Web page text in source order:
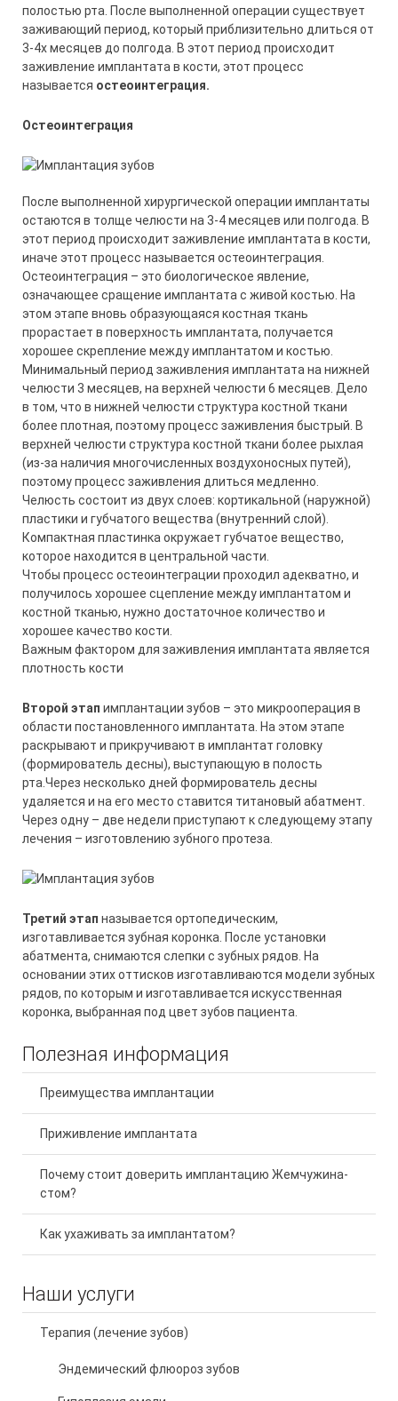
полостью рта. После выполненной операции существует
заживающий период, который приблизительно длиться от
3-4х месяцев до полгода. В этот период происходит
заживление имплантата в кости, этот процесс
называется остеоинтеграция.
Остеоинтеграция
После выполненной хирургической операции имплантаты
остаются в толще челюсти на 3-4 месяцев или полгода. В
этот период происходит заживление имплантата в кости,
иначе этот процесс называется остеоинтеграция.
Остеоинтеграция – это биологическое явление,
означающее сращение имплантата с живой костью. На
этом этапе вновь образующаяся костная ткань
прорастает в поверхность имплантата, получается
хорошее скрепление между имплантатом и костью.
Минимальный период заживления имплантата на нижней
челюсти 3 месяцев, на верхней челюсти 6 месяцев. Дело
в том, что в нижней челюсти структура костной ткани
более плотная, поэтому процесс заживления быстрый. В
верхней челюсти структура костной ткани более рыхлая
(из-за наличия многочисленных воздухоносных путей),
поэтому процесс заживления длиться медленно.
Челюсть состоит из двух слоев: кортикальной (наружной)
пластики и губчатого вещества (внутренний слой).
Компактная пластинка окружает губчатое вещество,
которое находится в центральной части.
Чтобы процесс остеоинтеграции проходил адекватно, и
получилось хорошее сцепление между имплантатом и
костной тканью, нужно достаточное количество и
хорошее качество кости.
Важным фактором для заживления имплантата является
плотность кости
Второй этап имплантации зубов – это микрооперация в
области постановленного имплантата. На этом этапе
раскрывают и прикручивают в имплантат головку
(формирователь десны), выступающую в полость
рта.Через несколько дней формирователь десны
удаляется и на его место ставится титановый абатмент.
Через одну – две недели приступают к следующему этапу
лечения – изготовлению зубного протеза.
Третий этап называется ортопедическим,
изготавливается зубная коронка. После установки
абатмента, снимаются слепки с зубных рядов. На
основании этих оттисков изготавливаются модели зубных
рядов, по которым и изготавливается искусственная
коронка, выбранная под цвет зубов пациента.
Полезная информация
Преимущества имплантации
Приживление имплантата
Почему стоит доверить имплантацию Жемчужина-
стом?
Как ухаживать за имплантатом?
Наши услуги
Терапия (лечение зубов)
Эндемический флюороз зубов